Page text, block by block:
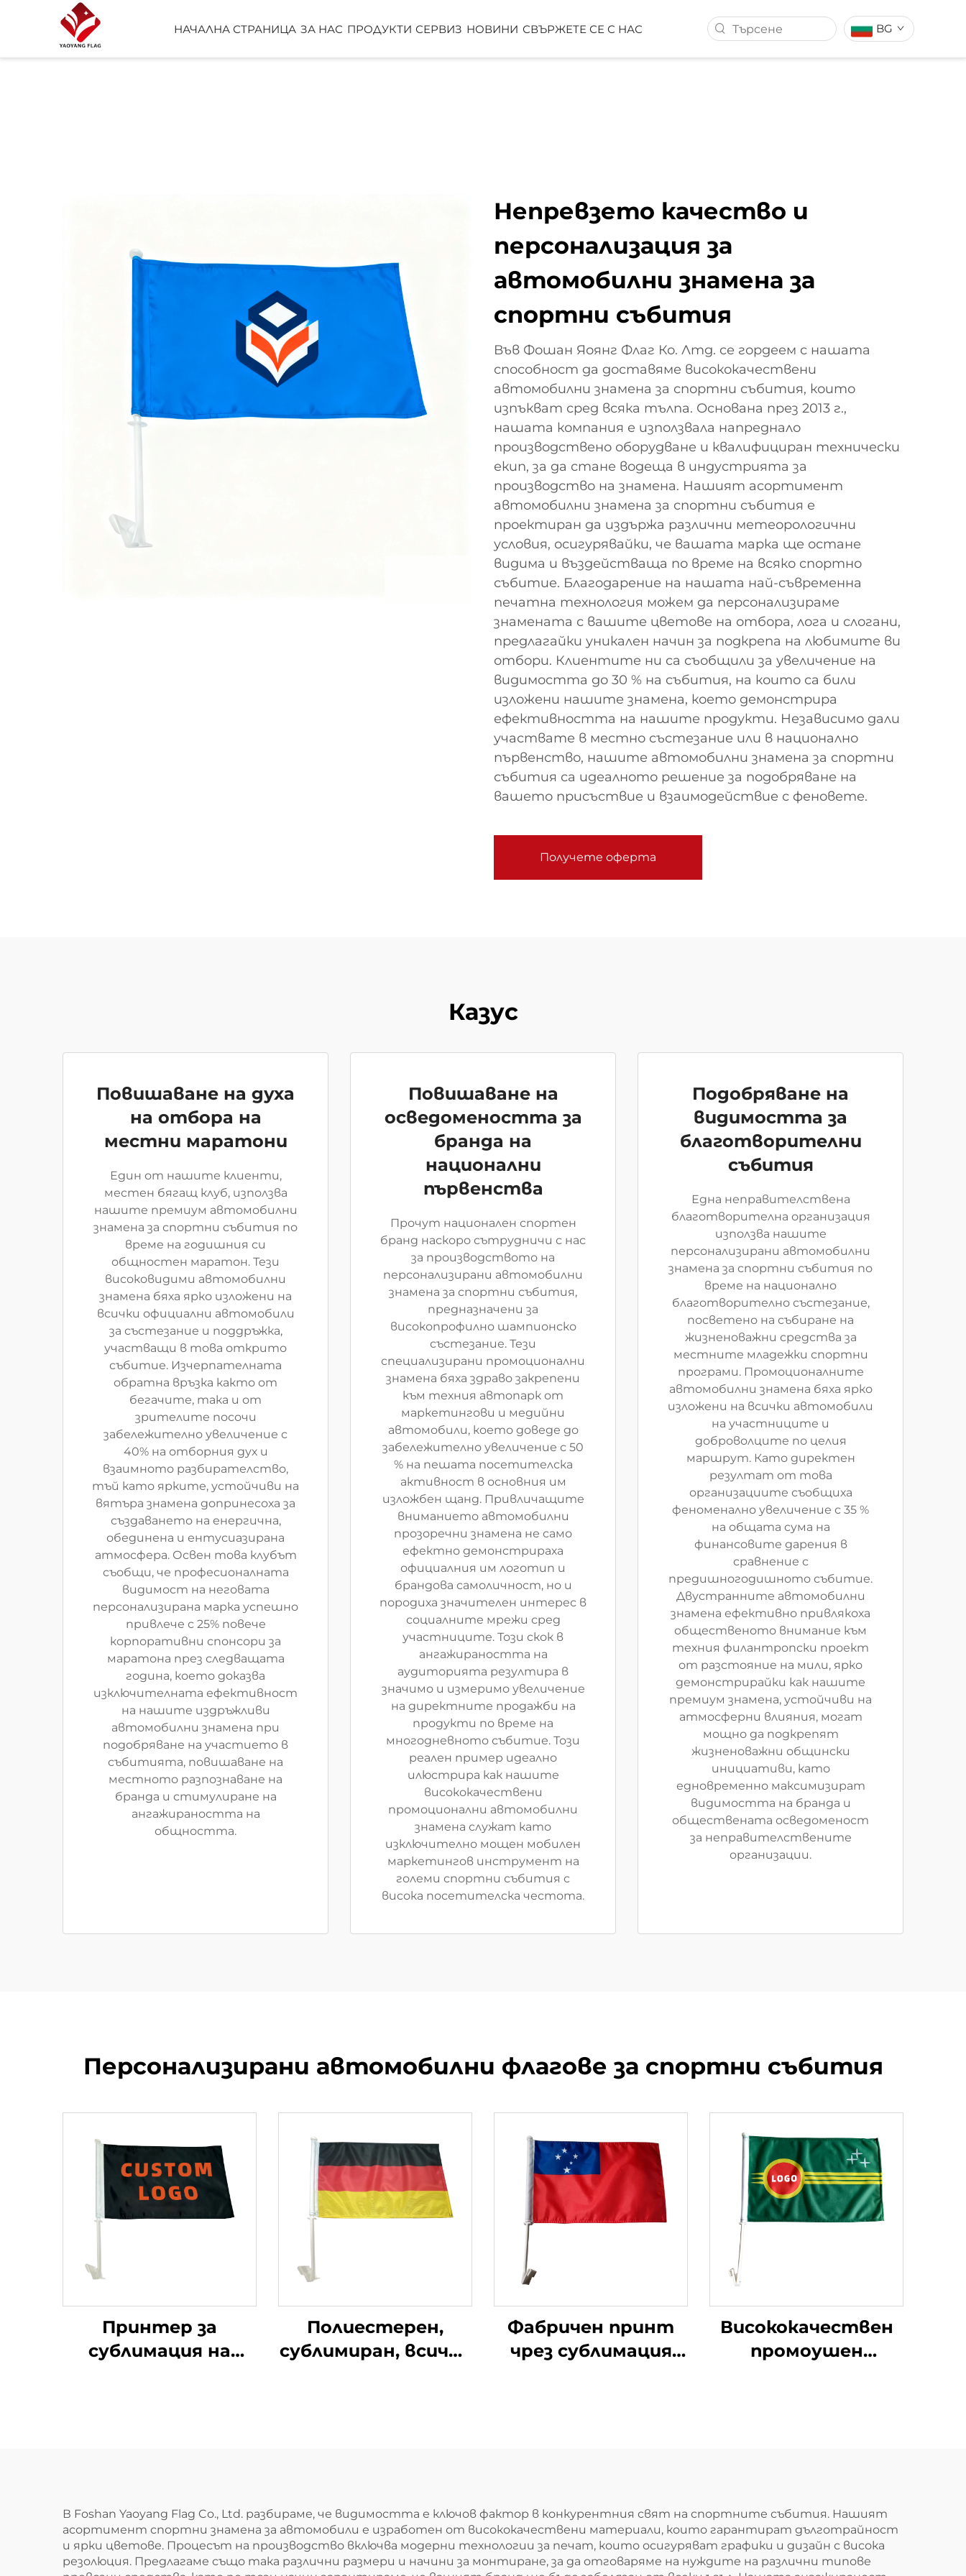
НАЧАЛНА СТРАНИЦА ЗА НАС ПРОДУКТИ СЕРВИЗ НОВИНИ СВЪРЖЕТЕ СЕ С НАС BG
Непревзето качество и
персонализация за
автомобилни знамена за
спортни събития
Във Фошан Яоянг Флаг Ко. Лтд. се гордеем с нашата
способност да доставяме висококачествени
автомобилни знамена за спортни събития, които
изпъкват сред всяка тълпа. Основана през 2013 г.,
нашата компания е използвала напреднало
производствено оборудване и квалифициран технически
екип, за да стане водеща в индустрията за
производство на знамена. Нашият асортимент
автомобилни знамена за спортни събития е
проектиран да издържа различни метеорологични
условия, осигурявайки, че вашата марка ще остане
видима и въздействаща по време на всяко спортно
събитие. Благодарение на нашата най-съвременна
печатна технология можем да персонализираме
знамената с вашите цветове на отбора, лога и слогани,
предлагайки уникален начин за подкрепа на любимите ви
отбори. Клиентите ни са съобщили за увеличение на
видимостта до 30 % на събития, на които са били
изложени нашите знамена, което демонстрира
ефективността на нашите продукти. Независимо дали
участвате в местно състезание или в национално
първенство, нашите автомобилни знамена за спортни
събития са идеалното решение за подобряване на
вашето присъствие и взаимодействие с феновете.
Получете оферта
Казус
Повишаване на духа
на отбора на
местни маратони
Един от нашите клиенти,
местен бягащ клуб, използва
нашите премиум автомобилни
знамена за спортни събития по
време на годишния си
общностен маратон. Тези
високовидими автомобилни
знамена бяха ярко изложени на
всички официални автомобили
за състезание и поддръжка,
участващи в това открито
събитие. Изчерпателната
обратна връзка както от
бегачите, така и от
зрителите посочи
забележително увеличение с
40% на отборния дух и
взаимното разбирателство,
тъй като ярките, устойчиви на
вятъра знамена допринесоха за
създаването на енергична,
обединена и ентусиазирана
атмосфера. Освен това клубът
съобщи, че професионалната
видимост на неговата
персонализирана марка успешно
привлече с 25% повече
корпоративни спонсори за
маратона през следващата
година, което доказва
изключителната ефективност
на нашите издръжливи
автомобилни знамена при
подобряване на участието в
събитията, повишаване на
местното разпознаване на
бранда и стимулиране на
ангажираността на
общността.
Повишаване на
осведомеността за
бранда на
национални
първенства
Прочут национален спортен
бранд наскоро сътрудничи с нас
за производството на
персонализирани автомобилни
знамена за спортни събития,
предназначени за
високопрофилно шампионско
състезание. Тези
специализирани промоционални
знамена бяха здраво закрепени
към техния автопарк от
маркетингови и медийни
автомобили, което доведе до
забележително увеличение с 50
% на пешата посетителска
активност в основния им
изложбен щанд. Привличащите
вниманието автомобилни
прозоречни знамена не само
ефектно демонстрираха
официалния им логотип и
брандова самоличност, но и
породиха значителен интерес в
социалните мрежи сред
участниците. Този скок в
ангажираността на
аудиторията резултира в
значимо и измеримо увеличение
на директните продажби на
продукти по време на
многодневното събитие. Този
реален пример идеално
илюстрира как нашите
висококачествени
промоционални автомобилни
знамена служат като
изключително мощен мобилен
маркетингов инструмент на
големи спортни събития с
висока посетителска честота.
Подобряване на
видимостта за
благотворителни
събития
Една неправителствена
благотворителна организация
използва нашите
персонализирани автомобилни
знамена за спортни събития по
време на национално
благотворително състезание,
посветено на събиране на
жизненоважни средства за
местните младежки спортни
програми. Промоционалните
автомобилни знамена бяха ярко
изложени на всички автомобили
на участниците и
доброволците по целия
маршрут. Като директен
резултат от това
организациите съобщиха
феноменално увеличение с 35 %
на общата сума на
финансовите дарения в
сравнение с
предишногодишното събитие.
Двустранните автомобилни
знамена ефективно привлякоха
общественото внимание към
техния филантропски проект
от разстояние на мили, ярко
демонстрирайки как нашите
премиум знамена, устойчиви на
атмосферни влияния, могат
мощно да подкрепят
жизненоважни общински
инициативи, като
едновременно максимизират
видимостта на бранда и
обществената осведоменост
за неправителствените
организации.
Персонализирани автомобилни флагове за спортни събития
Принтер за
сублимация на
Полиестерен,
сублимиран, всички
амбасадорски
автомобилни
флагове за
Фабричен принт
чрез сублимация
прозорци 12x18
инча, мини флаг за
автомобил
Висококачествен
промоушен
В Foshan Yaoyang Flag Co., Ltd. разбираме, че видимостта е ключов фактор в конкурентния свят на спортните събития. Нашият
асортимент спортни знамена за автомобили е изработен от висококачествени материали, които гарантират дълготрайност
и ярки цветове. Процесът на производство включва модерни технологии за печат, които осигуряват графики и дизайн с висока
резолюция. Предлагаме също така различни размери и начини за монтиране, за да отговаряме на нуждите на различни типове